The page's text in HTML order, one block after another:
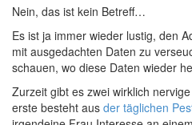
Nein, das ist kein Betreff…
Es ist ja immer wieder lustig, den
mit ausgedachten Daten zu
schauen, wo diese Daten wieder
Zurzeit gibt es zwei wirklich
erste besteht aus der täglichen